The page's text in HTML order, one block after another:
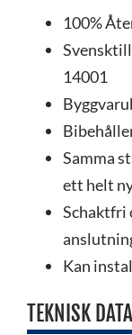
100%
14001
Samma
ett helt
Schaktfri
Kan
TEKNISK DATA